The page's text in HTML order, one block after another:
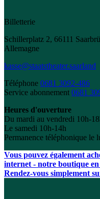
Billetterie
Schillerplatz 2, 66111
Allemagne
kasse@staatstheater.saarland
Téléphone 0681 3092-486
Service abonnement 0681
Heures d'ouverture
Du mardi au vendredi 10h-
Le samedi 10h-14h
Permanence téléphonique le
Vous pouvez également
internet - notre boutique
Rendez-vous simplement